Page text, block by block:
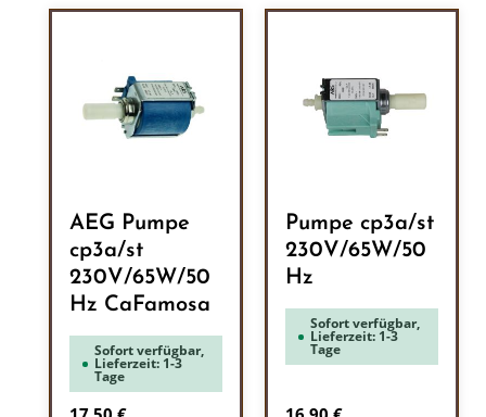
AEG Pumpe
cp3a/st
230V/65W/50
Hz CaFamosa
Sofort verfügbar,
Lieferzeit: 1-3
Tage
Regulärer Preis:
Pumpe cp3a/st
230V/65W/50
Hz
Sofort verfügbar,
Lieferzeit: 1-3
Tage
Regulärer Preis: